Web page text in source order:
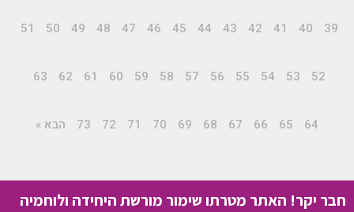
39
40
41
42
43
44
45
46
47
48
49
50
51
52
53
54
55
56
57
58
59
60
61
62
63
64
65
66
67
68
69
70
71
72
73 הבא »
חבר יקר! האתר מטרתו שימור מורשת היחידה ולוחמיה